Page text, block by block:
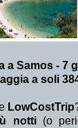
a Samos - 7
a soli
LowCostTrip
notti (o